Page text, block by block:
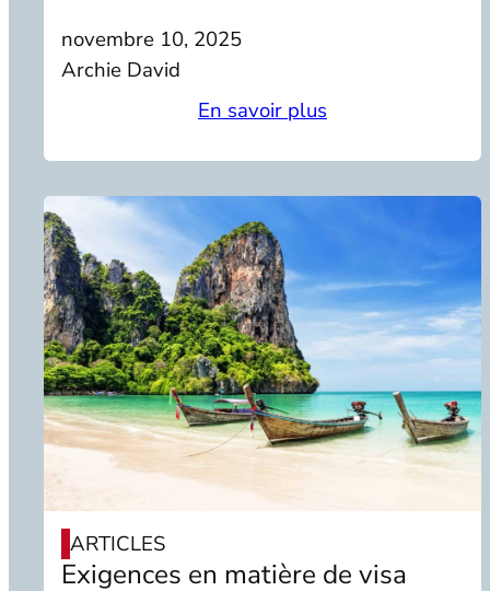
novembre 10, 2025
Archie David
En savoir plus
ARTICLES
Exigences en matière de visa